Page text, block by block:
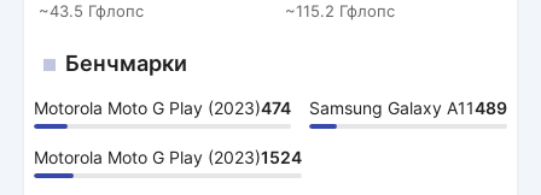
~43.5 Гфлопс
~115.2 Гфлопс
Бенчмарки
Motorola Moto G Play (2023)474 Samsung Galaxy A11489
Motorola Moto G Play (2023)1524